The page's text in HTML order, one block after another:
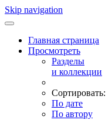
Skip navigation
Главная страница
Просмотреть
Разделы
и коллекции
Сортировать:
По дате
По автору